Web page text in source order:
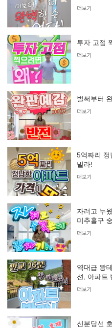
더보기
투자 고점
더보기
벌써부터
더보기
5억짜리 정
빌라!
더보기
자려고 누
미추홀구
더보기
역대급 왕
션, 아파트
더보기
신분당선